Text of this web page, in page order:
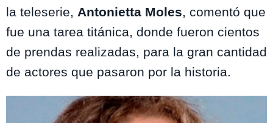
la teleserie, Antonietta Moles, comentó que
fue una tarea titánica, donde fueron cientos
de prendas realizadas, para la gran cantidad
de actores que pasaron por la historia.